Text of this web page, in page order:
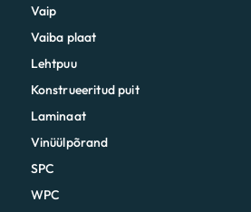
Vaip
Vaiba plaat
Lehtpuu
Konstrueeritud puit
Laminaat
Vinüülpõrand
SPC
WPC